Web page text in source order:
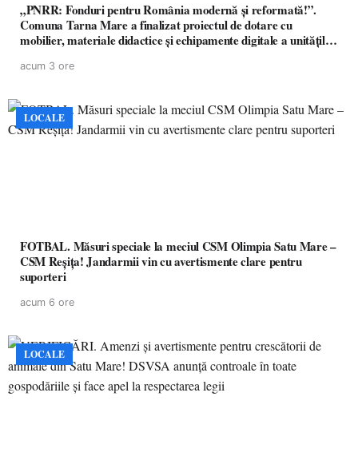
„PNRR: Fonduri pentru România modernă și reformată!”.
Comuna Tarna Mare a finalizat proiectul de dotare cu
mobilier, materiale didactice și echipamente digitale a unităților
acum 3 ore
LOCALE
FOTBAL. Măsuri speciale la meciul CSM Olimpia Satu Mare –
CSM Reșița! Jandarmii vin cu avertismente clare pentru
suporteri
acum 6 ore
LOCALE